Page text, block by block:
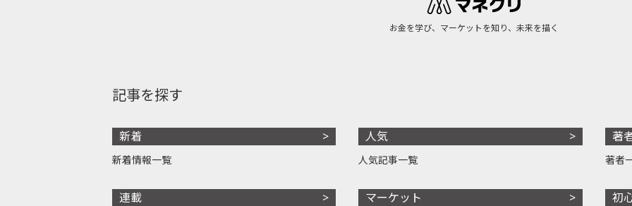
お金を学び、マーケットを知り、未来を描く
記事を探す
新着
新着情報一覧
連載
人気
人気記事一覧
マーケット
著
著者
初